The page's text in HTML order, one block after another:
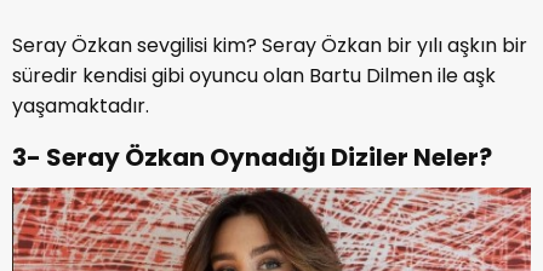
Seray Özkan sevgilisi kim? Seray Özkan bir yılı aşkın bir
süredir kendisi gibi oyuncu olan Bartu Dilmen ile aşk
yaşamaktadır.
3- Seray Özkan Oynadığı Diziler Neler?